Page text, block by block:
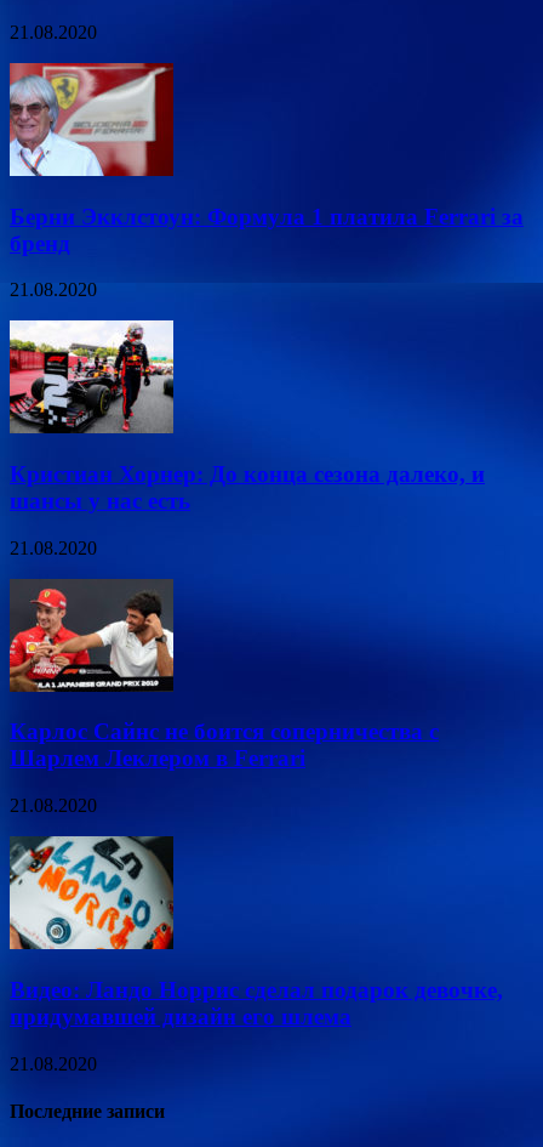
21.08.2020
Берни Экклстоун: Формула 1 платила Ferrari за
бренд
21.08.2020
Кристиан Хорнер: До конца сезона далеко, и
шансы у нас есть
21.08.2020
Карлос Сайнс не боится соперничества с
Шарлем Леклером в Ferrari
21.08.2020
Видео: Ландо Норрис сделал подарок девочке,
придумавшей дизайн его шлема
21.08.2020
Последние записи